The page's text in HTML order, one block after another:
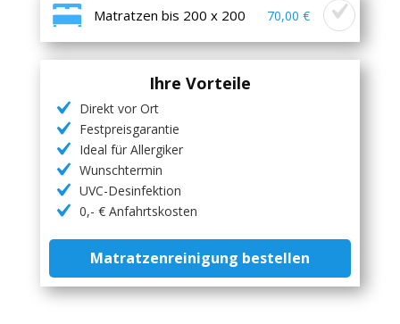
Matratzen bis 200 x 200 70,00 €
Ihre Vorteile
Direkt vor Ort
Festpreisgarantie
Ideal für Allergiker
Wunschtermin
UVC-Desinfektion
0,- € Anfahrtskosten
Matratzenreinigung bestellen